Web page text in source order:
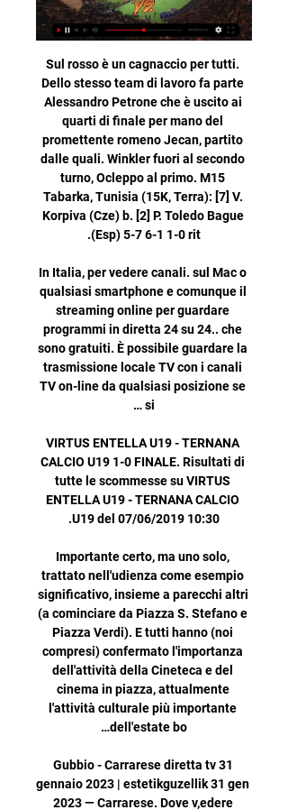
Sul rosso è un cagnaccio per tutti. Dello stesso team di lavoro fa parte Alessandro Petrone che è uscito ai quarti di finale per mano del promettente romeno Jecan, partito dalle quali. Winkler fuori al secondo turno, Ocleppo al primo. M15 Tabarka, Tunisia (15K, Terra): [7] V. Korpiva (Cze) b. [2] P. Toledo Bague (Esp) 5-7 6-1 1-0 rit.

In Italia, per vedere canali. sul Mac o qualsiasi smartphone e comunque il streaming online per guardare programmi in diretta 24 su 24.. che sono gratuiti. È possibile guardare la trasmissione locale TV con i canali TV on-line da qualsiasi posizione se si …

VIRTUS ENTELLA U19 - TERNANA CALCIO U19 1-0 FINALE. Risultati di tutte le scommesse su VIRTUS ENTELLA U19 - TERNANA CALCIO U19 del 07/06/2019 10:30.

Importante certo, ma uno solo, trattato nell'udienza come esempio significativo, insieme a parecchi altri (a cominciare da Piazza S. Stefano e Piazza Verdi). E tutti hanno (noi compresi) confermato l'importanza dell'attività della Cineteca e del cinema in piazza, attualmente l'attività culturale più importante dell'estate bo…

Gubbio - Carrarese diretta tv 31 gennaio 2023 | estetikguzellik 31 gen 2023 — Carrarese. Dove v,edere Entella-Gubbio streaming e diretta tv | SuperNews. Diretta/ Carrarese Gubbio (risultato finale 0-2) - IlSussidiario.net.

Carrarese - Gubbio Dove Guardare in TV? | Ecco l'elenco TV aggiornato in tempo reale dove guardare Carrarese - Gubbio.

Lanciano (Chieti) 26 ago. '13 - Feste di settembre a Lanciano, ecco il programma: 29 agosto • ore 13.00 Torre Civica, spari di mortaretti e batterie a cura di Michele Presutto/ "Nuova Pirotecnica Padre Pio" Presutto & Florio di San Severo (Foggia).

SEGUI TOTTENHAM-AJAX IN DIRETTA SUL NOSTRO SITO. DIRETTA TV - Tottenham-Ajax è in programma alle 21 al Tottenham Stadium di Londra e sarà visibile in esclusiva in diretta su Sky Sport 1 e Sky Sport 472. Inoltre per tutti i clienti Sky sarà disponibile in streaming sulla piattaforma Skygo. FORMAZIONI UFFICIALI

La Salernitana parte con un 3-5-2 mentre il Benevento scende in campo con il 4-4-2. In un primo tempo dove non si segnalano reti, le occasioni maggiori pare averle avute proprio la …

Lavagna (Lavagnese 4 – Castellazzo 1) – Non ha avuto problemi la Lavagnese a sbarazzarsi di un Castellazzo ormai rassegnato alla retrocessione praticamente certa. I ragazzi di Dagnino partono forte schiacciando i piemontesi nella loro metà campo ma senza riuscire a segnare. Al 2′ Brega e al 14′ Avellino provano a centrare la porta.

Gubbio - Carrarese live score and H2H football match results Gubbio vs Carrarese live score and live streaming on October 9th, 2023 at 18:45 UTC time at Stadio Pietro Barbetti, Gubbio for Football Italy Serie C Group ...

Gubbio vs Carrarese - Serie C Girone B Italia - Giornata 7 Campionati e risultati live tuttocampo.it - Il portale del calcio dilettantistico italiano. Informazioni · Collabora Con Noi · Siti Partner · F.A.Q.s. ...

Un dato che conferma la crescita esponenziale di Berrettini che ora si trova ad un passo dalle Finals di Londra. A proposito di exploit, ottime notizie anche per il giovanissimo Jannik Sinner che entra nella top 100, prendendosi il 93° posto. Tennis, Matteo Berrettini numero 9 al mondo nella classific...

AC Este Mantova in diretta: scopri i risultati della partita AC Este Mantova live e segui i tabellini in diretta AC Este Mantova grazie al nostro livescore. Partita di Serie D - Girone C giocata il 29/03/18 13:00

Carrarese v AS Gubbio Pronostici, Risultati in Diretta e Come vedere in diretta e in streaming Carrarese vs AS Gubbio. Puoi vedere in diretta e gratis la partita senza annunci e seguendo questi passi: Passo 1 - Fai ...

Statistiche Hellas Verona - Livorno in Serie B. Confronto le quote e pronostici Hellas Verona - Livorno dei nostri tipster Calcio sul bettingexpert

Ai Rittner Buam la sfida di Collalbo. in: SERIE A;. La Migross Supermercati Asiago Hockey si impone sui Fassa Falcons ai supplementari dopo una gara combattuta e sempre in bilico. Per i Giallorossi fuori Tedesco per turn-over. La partita si apre con una penalità per i Falcons,.

Maltrattamenti in una casa famiglia di Cesena… poco famiglia All'interno della casa famiglia "Il sorriso" succedeva di tutto, dalle urla, agli schiaffi, alla somministrazione di cibo scaduto. Un servizio che il comune pagava 2500 euro al mese per ogni minore.

L’analisi di Confartigianato Imprese Sardegna. Ha debuttato, questa mattina, anche in Sardegna, lo scontrino elettronico. Obbligatorio, per ora, per tutte le attività artigiane, commerciali e di somministrazione con volume d’affari superiore a 400mila euro, rivoluzionerà il punto cassa e l’amministrazione di un consistente numero di.

La missione Sassuolo comincerà ufficialmente martedì, intanto ieri l’Empoli si è allenato sostenendo una seduta mattutina. Una seduta che ha visto andare in scena una sorta di mini torneo, con una serie di partitelle tra squadre.

Compra MAPPA ITALIA 1930 VERONA TRIESTE RAVENNA MANLOVA BRESCIA. SPEDIZIONE GRATUITA su ordini idonei. Passa al contenuto principale. Iscriviti a Prime Ciao, Accedi Account e liste Accedi Account e liste Ordini Iscriviti a Prime.

Nella Sala Conferenze della Casa del Calcio, in diretta Facebook – la prima, ma non certo l’ultima nel nuovo progetto multimediale della FSGC – sono stati svelati i calendari di Campionato Sammarinese e Coppa Titano che, per ridurre al minimo l’impatto di eventuali infortuni nel

Perugia-Gubbio dove vederla: Sky, Now o Rai? Canale tv Canale tv, diretta streaming, formazioni. GOAL. 12 nov 2023 11:16-08:00 0. Perugia Getty Images. Serie CPerugia vs GubbioPerugiaGubbio. Derby umbro al ...

Le migliori offerte per PANINI CALCIATORI 2000- Figurina n.548-SQUADRA/TEAM-FERMANA -NEW sono su eBay Confronta prezzi e caratteristiche di prodotti nuovi e usati.

Autostrada A4, uscita Milano-viale Zara. Proseguire in direzione Milano Centro e portarsi sul viale Sarca fino al centro Bicocca Village. All'ultimo piano del centro si trova UCI Cinemas Bicocca. CON I MEZZI PUBBLICI Nei pressi del cinema fermano: tram 7 (fermata stazione Greco), tram 31 (linea Cinisello B. - …

Risultati Serie C - Girone B 2023/2024 in diretta, Calcio Italia Carrarese. 25136631:181345 ? V. V. V. N. P. 4. Perugia. 2511104 Gubbio. 25127636:221443 ? V. V. V. V. N. 6. Pescara. 251258 ...

Rai Sport - La diretta in streaming video su RaiPlay Ora In Onda su Rai Sport. Diretta Rai Sport. Diretta Rai Sport. Rai Sport, Diretta Live streaming su RaiPlay. Condividi.

Diretta Streaming. I dibattiti del Consiglio nazionale e del Consiglio degli Stati sono trasmessi in diretta da questa pagina. Verbali e video. Gli interventi orali e i video sono disponibili in rete dopo circa 30 minuti.

Ha preso il via ieri, mercoledì 13 marzo, a Tirrenia, il raduno della Nazionale femminile Under 17, in vista dell’Élite Round che coinvolgerà le Azzurrine dal 21 al 27, sempre di …

“Furor mathematicus” recentemente ripubblicato da Mondadori, è un libro unico nel panorama letterario del Novecento “espressione di una intelligenza fuor del comune” come scrisse Franco Fortini nel 1950. È anche la consacrazione della prosa di Sinisgalli noto soprattutto come poeta “perché in queste pagine lo scrittore lucano.

Milano, 4 settembre – Approda a Milano la campagna nazionale #NoEasyRiders, promossa dalla Cgil, per costruire insieme ai ciclofattorini, impegnati ogni giorno a bordo dei loro mezzi per le piattaforme delle consegne di cibo a domicilio, un futuro di dignità, diritti, …

Un vero e proprio braccio di ferro ma senza l'arbitro. Delta Porto Tolle e Union Clodiense sono letteralmente in pressing per accaparrarsi il fantasista Giacomo Marangon da cinque stagioni all'Adriese dove ha realizzato 78 reti, venti solo nello scorso campionato.

Delta Porto Tolle - - - 8 8 Serie D:. Lions Chioggia, Luparense, Marca, Petrarca, Venezia e Verona. L'Arzignano è stata la prima formazione regionale ad aggiudicarsi lo scudetto , bissando il successo anche due stagioni dopo e facendo proprie una edizione di Coppa Italia e due di Supercoppa. La.

Anteprima Diretta "Tribuna Centrale" | Happy Casa Brindisi Vs Trieste Segui la trasmissione integrale sul canale 85 del DTT e in streaming su www.canale85.it

Serie C, dove vedere tutte le partite in diretta tv e streaming Carrarese – Gubbio, B. 18:30, Juventus NG – Sestri Levante, B. 18:30, Latina – Catania, C. 18:30, Lucchese – Torres, B. 18:30, Messina – Sorrento, C. 18:30 ...

Ma la trasmissione sarà soprattutto ricca di collegamenti in diretta: dallo stadio di Sassuolo, per raccontare l’anticipo della partita Sassuolo – Spal; dal centro storico di Lecce, aspettando la disfida del Sud, Lecce – Napoli; dal cuore di Bologna, per anticipare quanto accadrà nella partita Bologna – Roma; da Piazza del Duomo a.

22/03/2019 Palmese-Bari: arbitra Frascaro. Completano la terna Carpano e Venuti. Palmese-Bari, in programma al «G. Lopresti» domenica 24 marzo alle 14.30, sarà diretta da Emanuele Frascaro, coadiuvato dagli assistenti Amedeo Carpano di Siena e Simone Venuti di Valdarno.

Un Bari in difficoltà supera il Rotonda. Micol Tortora 16 Dicembre 2018 Bari Calcio 72 Visite. Quella vista in terra calabrese non è stata la solita squadra vista nelle precedenti gare. Sono state le reti al 44’ del primo tempo di Brienza su penalty e al 39’ della ripresa di Di Cesare a regalare ai biancorossi la sesta vittoria consecutiva .

David A. Patterson,John L. Hennessy,A. Borghese - Scaricare Struttura e progetto dei calcolatori. Con CD-ROM Libri PDF Gratis by David A. Patterson,John L. Hennessy,A. Borghese

Serie C, le partite 2023-2024 in tv e streaming su Now 18:30 - Virtus Verona - Arzignano V. 20:30 - L.R. Vicenza - Pro Vercelli 20 14 FEBBRAIO. 18:30 - Carrarese - Gubbio 18:30 - Juventus Next Gen - Sestri 18 ...

Salernitana-Pescara 3-1: doppietta di Jallow. Crotone-Cosenza 0-0 Ritorno in panchina da incorniciare per Gian Piero Ventura, che ringrazia il gambiano e Giannetti.

Rai e Sportitalia sono le T